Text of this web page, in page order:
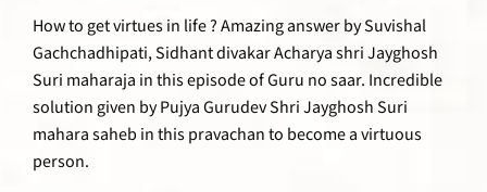
How to get virtues in life ? Amazing answer by Suvishal
Gachchadhipati, Sidhant divakar Acharya shri Jayghosh
Suri maharaja in this episode of Guru no saar. Incredible
solution given by Pujya Gurudev Shri Jayghosh Suri
mahara saheb in this pravachan to become a virtuous
person.